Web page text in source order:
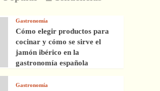
Gastronomía
Cómo elegir productos para
cocinar y cómo se sirve el
jamón ibérico en la
gastronomía española
Gastronomía